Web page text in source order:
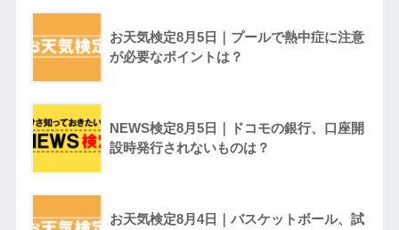
お天気検定8月5日｜プールで熱中症に注意
が必要なポイントは？
NEWS検定8月5日｜ドコモの銀行、口座開
設時発行されないものは？
お天気検定8月4日｜バスケットボール、試